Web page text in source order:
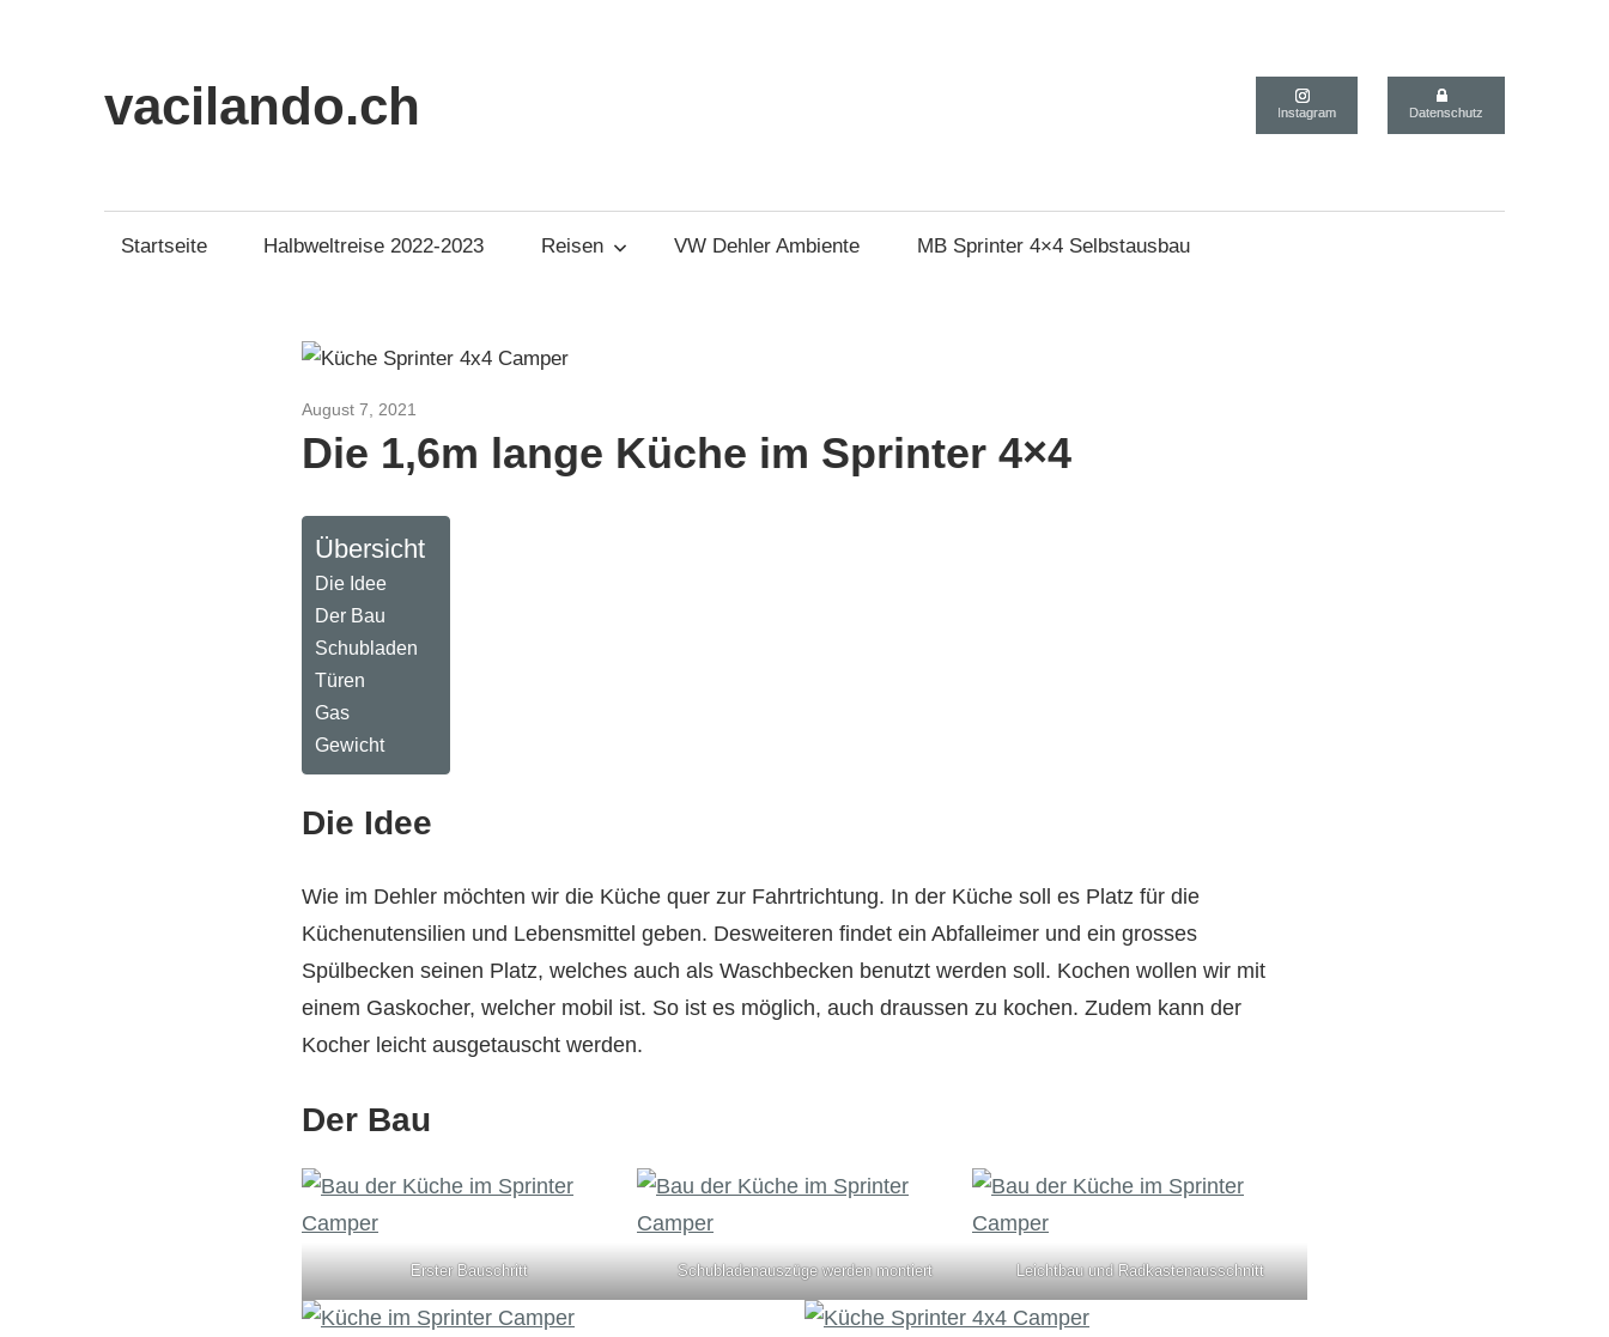
vacilando.ch Datenschutz
Instagram
Startseite Halbweltreise 2022-2023 Reisen VW Dehler Ambiente MB Sprinter 4×4 Selbstausbau
August 7, 2021
Die 1,6m lange Küche im Sprinter 4×4
Übersicht
Die Idee
Der Bau
Schubladen
Türen
Gas
Gewicht
Die Idee
Wie im Dehler möchten wir die Küche quer zur Fahrtrichtung. In der Küche soll es Platz für die
Küchenutensilien und Lebensmittel geben. Desweiteren findet ein Abfalleimer und ein grosses
Spülbecken seinen Platz, welches auch als Waschbecken benutzt werden soll. Kochen wollen wir mit
einem Gaskocher, welcher mobil ist. So ist es möglich, auch draussen zu kochen. Zudem kann der
Kocher leicht ausgetauscht werden.
Der Bau
Erster Bauschritt Schubladenauszüge werden montiert Leichtbau und Radkastenausschnitt